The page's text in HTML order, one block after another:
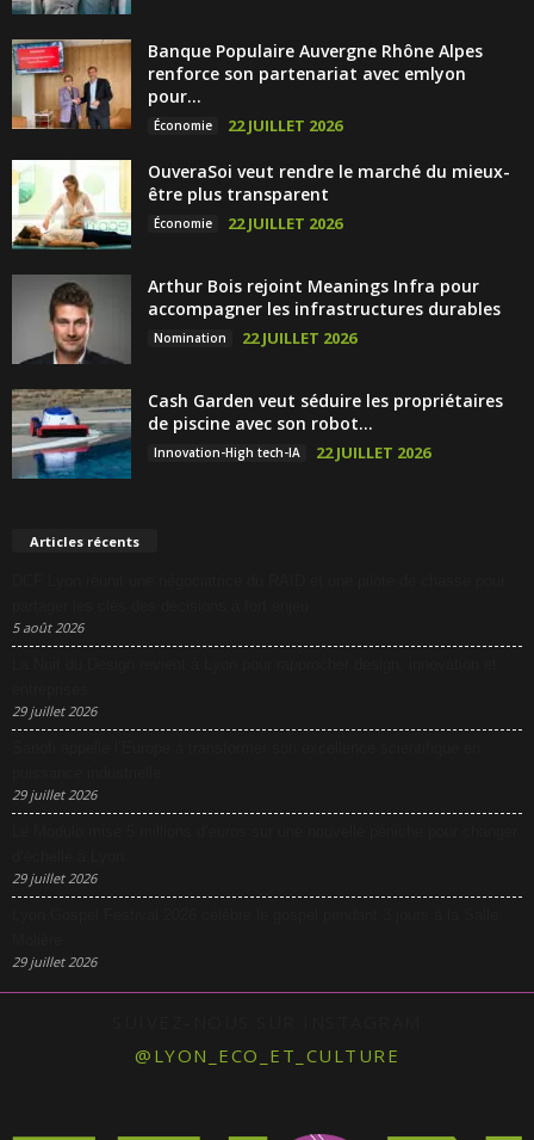
Banque Populaire Auvergne Rhône Alpes
renforce son partenariat avec emlyon
pour...
Économie 22 JUILLET 2026
OuveraSoi veut rendre le marché du mieux-
être plus transparent
Économie 22 JUILLET 2026
Arthur Bois rejoint Meanings Infra pour
accompagner les infrastructures durables
Nomination 22 JUILLET 2026
Cash Garden veut séduire les propriétaires
de piscine avec son robot...
Innovation-High tech-IA 22 JUILLET 2026
Articles récents
5 août 2026
29 juillet 2026
29 juillet 2026
29 juillet 2026
29 juillet 2026
@LYON_ECO_ET_CULTURE